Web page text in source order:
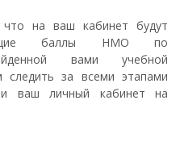
на ваш кабинет будут
баллы НМО по
вами учебной
за всеми этапами
ваш личный кабинет на